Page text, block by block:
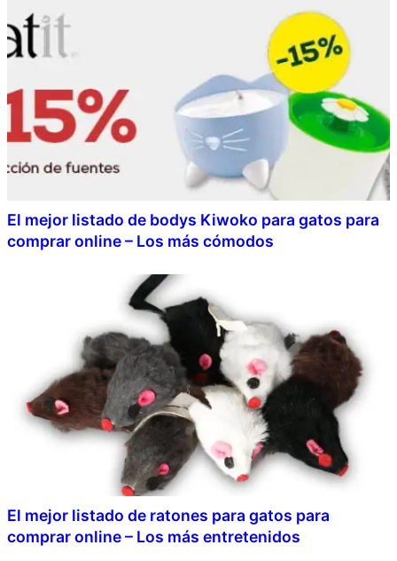
El mejor listado de bodys Kiwoko para gatos para
comprar online – Los más cómodos
El mejor listado de ratones para gatos para
comprar online – Los más entretenidos